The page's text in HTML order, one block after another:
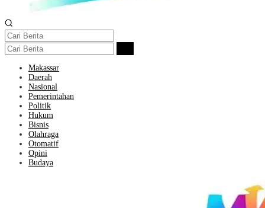
Makassar
Daerah
Nasional
Pemerintahan
Politik
Hukum
Bisnis
Olahraga
Otomatif
Opini
Budaya